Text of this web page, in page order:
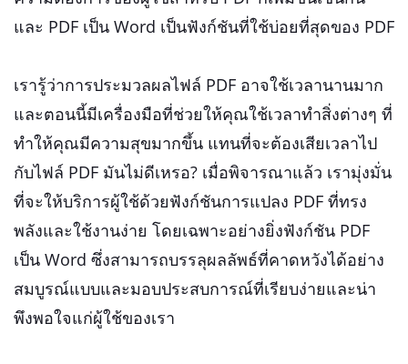
และ PDF เป็น Word เป็นฟังก์ชันที่ใช้บ่อยที่สุดของ PDF
เรารู้ว่าการประมวลผลไฟล์ PDF อาจใช้เวลานานมาก
และตอนนี้มีเครื่องมือที่ช่วยให้คุณใช้เวลาทำสิ่งต่างๆ ที่
ทำให้คุณมีความสุขมากขึ้น แทนที่จะต้องเสียเวลาไป
กับไฟล์ PDF มันไม่ดีเหรอ? เมื่อพิจารณาแล้ว เรามุ่งมั่น
ที่จะให้บริการผู้ใช้ด้วยฟังก์ชันการแปลง PDF ที่ทรง
พลังและใช้งานง่าย โดยเฉพาะอย่างยิ่งฟังก์ชัน PDF
เป็น Word ซึ่งสามารถบรรลุผลลัพธ์ที่คาดหวังได้อย่าง
สมบูรณ์แบบและมอบประสบการณ์ที่เรียบง่ายและน่า
พึงพอใจแก่ผู้ใช้ของเรา